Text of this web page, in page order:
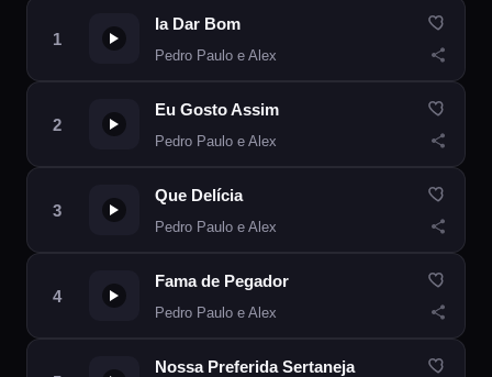
Ia Dar Bom
Pedro Paulo e Alex
Eu Gosto Assim
Pedro Paulo e Alex
Que Delícia
Pedro Paulo e Alex
Fama de Pegador
Pedro Paulo e Alex
Nossa Preferida Sertaneja